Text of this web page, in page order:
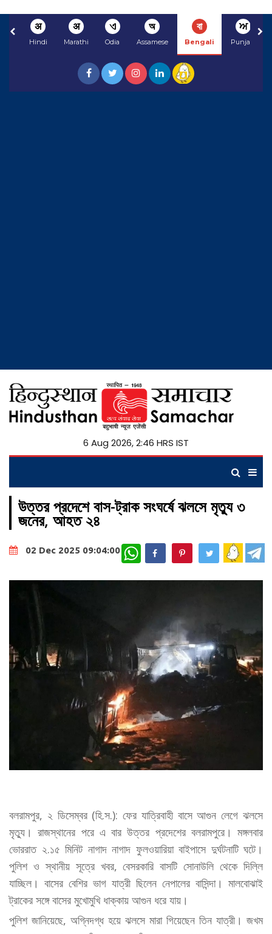
अ
Hindi
अ
Marathi
ଏ
Odia
অ
Assamese
বা
Bengali
ਅ
Punjabi
6 Aug 2026, 2:46 HRS IST
উত্তর প্রদেশে বাস-ট্রাক সংঘর্ষে ঝলসে মৃত্যু ৩
জনের, আহত ২৪
02 Dec 2025 09:04:00 WhatsApp
বলরামপুর, ২ ডিসেম্বর (হি.স.): ফের যাত্রিবাহী বাসে আগুন লেগে ঝলসে
মৃত্যু। রাজস্থানের পরে এ বার উত্তর প্রদেশের বলরামপুরে। মঙ্গলবার
ভোররাত ২.১৫ মিনিট নাগাদ নাগাদ ফুলওয়ারিয়া বাইপাসে দুর্ঘটনাটি ঘটে।
পুলিশ ও স্থানীয় সূত্রে খবর, বেসরকারি বাসটি সোনাউলি থেকে দিল্লি
যাচ্ছিল। বাসের বেশির ভাগ যাত্রী ছিলেন নেপালের বাসিন্দা। মালবোঝাই
ট্রাকের সঙ্গে বাসের মুখোমুখি ধাক্কায় আগুন ধরে যায়।
পুলিশ জানিয়েছে, অগ্নিদগ্ধ হয়ে ঝলসে মারা গিয়েছেন তিন যাত্রী। জখম